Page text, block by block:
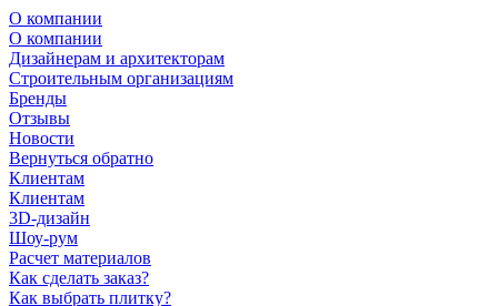
О компании
О компании
Дизайнерам и архитекторам
Строительным организациям
Бренды
Отзывы
Новости
Вернуться обратно
Клиентам
Клиентам
3D-дизайн
Шоу-рум
Расчет материалов
Как сделать заказ?
Как выбрать плитку?